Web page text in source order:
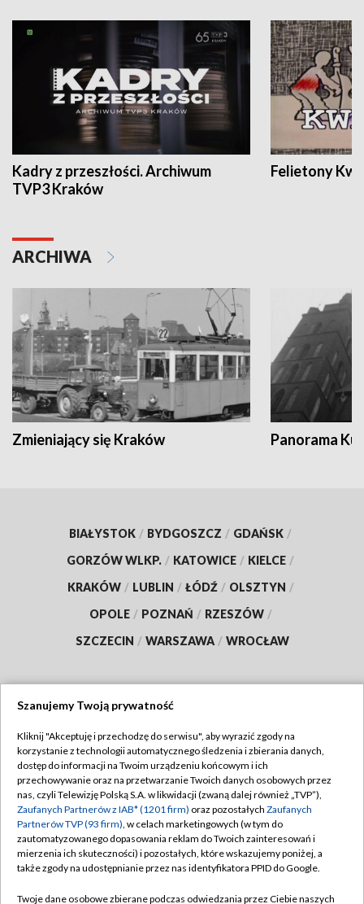
Kadry z przeszłości. Archiwum
TVP3 Kraków
Felietony
ARCHIWA
Zmieniający się Kraków Panorama
BIAŁYSTOK / BYDGOSZCZ / GDAŃSK /
GORZÓW WLKP. / KATOWICE / KIELCE /
KRAKÓW / LUBLIN / ŁÓDŹ / OLSZTYN /
OPOLE / POZNAŃ / RZESZÓW /
SZCZECIN / WARSZAWA / WROCŁAW
TVP
Abonament TVP
Emisja w TVP
Centrum informacji TVP
Naziemna Telewizja Cyfrowa
Regulamin TVP
Polityka prywatności
Moje zgody
Pomoc
Szanujemy Twoją prywatność
Kliknij "Akceptuję i przechodzę do serwisu", aby wyrazić zgody na
korzystanie z technologii automatycznego śledzenia i zbierania danych,
dostęp do informacji na Twoim urządzeniu końcowym i ich
przechowywanie oraz na przetwarzanie Twoich danych osobowych przez
nas, czyli Telewizję Polską S.A. w likwidacji (zwaną dalej również „TVP”),
Zaufanych Partnerów z IAB* (1201 firm) oraz pozostałych Zaufanych
Partnerów TVP (93 firm), w celach marketingowych (w tym do
zautomatyzowanego dopasowania reklam do Twoich zainteresowań i
mierzenia ich skuteczności) i pozostałych, które wskazujemy poniżej, a
także zgody na udostępnianie przez nas identyfikatora PPID do Google.
Twoje dane osobowe zbierane podczas odwiedzania przez Ciebie naszych